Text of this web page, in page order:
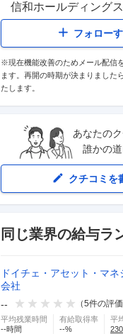
信和ホールディング
フォロー
※現在機能改善のためメール配信
ます。再開の時期が決まりました
たします。
あなたのク
誰かの
クチコミを
同じ業界の給与ラ
ドイチェ・アセット・マ
会社
--
（5件の評価
平均残業時間
--時間
有給取得率
--%
平